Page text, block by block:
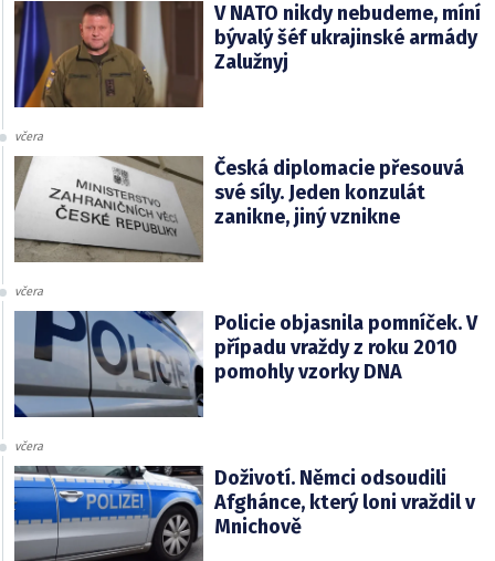
V NATO nikdy nebudeme, míní
bývalý šéf ukrajinské armády
Zalužnyj
včera
Česká diplomacie přesouvá
své síly. Jeden konzulát
zanikne, jiný vznikne
včera
Policie objasnila pomníček. V
případu vraždy z roku 2010
pomohly vzorky DNA
včera
Doživotí. Němci odsoudili
Afghánce, který loni vraždil v
Mnichově